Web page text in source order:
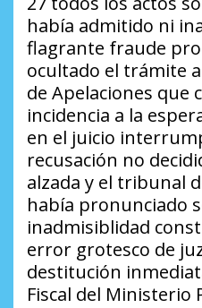
había admitido ni
flagrante fraude
ocultado el trámite
de Apelaciones que
incidencia a la
en el juicio
recusación no
alzada y el tribunal
había pronunciado
inadmisiblidad
error grotesco de
destitución
Fiscal del Ministerio